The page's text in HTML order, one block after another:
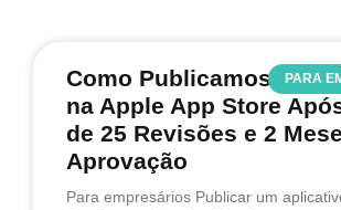
PARA
Como Publicamos o
na Apple App Store
de 25 Revisões e 2
Aprovação
Para empresários Publicar um